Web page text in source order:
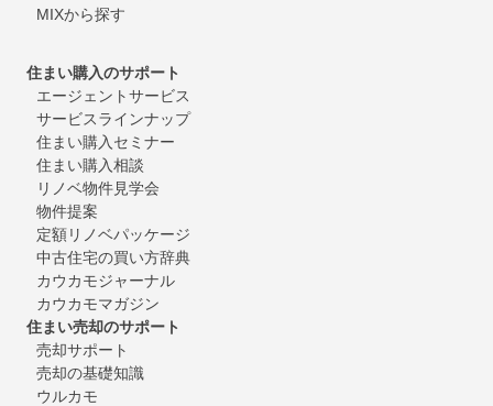
MIXから探す
住まい購入のサポート
エージェントサービス
サービスラインナップ
住まい購入セミナー
住まい購入相談
リノベ物件見学会
物件提案
定額リノベパッケージ
中古住宅の買い方辞典
カウカモジャーナル
カウカモマガジン
住まい売却のサポート
売却サポート
売却の基礎知識
ウルカモ